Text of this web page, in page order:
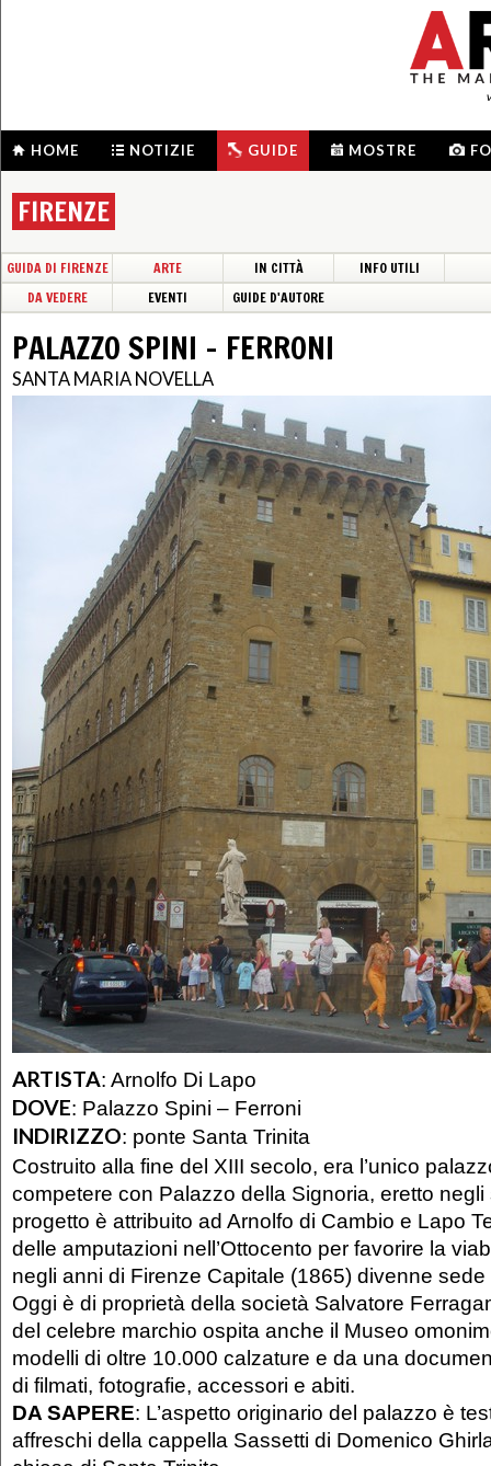
HOME NOTIZIE GUIDE MOSTRE
FIRENZE
GUIDA DI FIRENZE ARTE IN CITTÀ
INFO UTILI
DA VEDERE
EVENTI GUIDE D'AUTORE
PALAZZO SPINI – FERRONI
SANTA MARIA NOVELLA
ARTISTA: Arnolfo Di Lapo
DOVE: Palazzo Spini – Ferroni
INDIRIZZO: ponte Santa Trinita
Costruito alla fine del XIII secolo, era l’unico
competere con Palazzo della Signoria, eretto negli
progetto è attribuito ad Arnolfo di Cambio e Lapo
delle amputazioni nell’Ottocento per favorire la
negli anni di Firenze Capitale (1865) divenne
Oggi è di proprietà della società Salvatore
del celebre marchio ospita anche il Museo
modelli di oltre 10.000 calzature e da una
di filmati, fotografie, accessori e abiti.
DA SAPERE: L’aspetto originario del palazzo è
affreschi della cappella Sassetti di Domenico